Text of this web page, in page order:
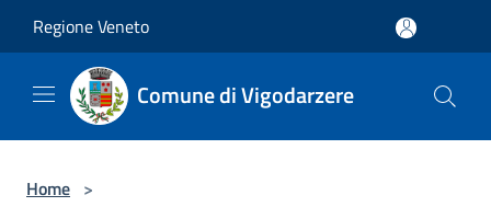
Regione Veneto
Comune di Vigodarzere
Home >